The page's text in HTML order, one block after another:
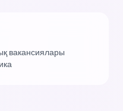
вакансиялары